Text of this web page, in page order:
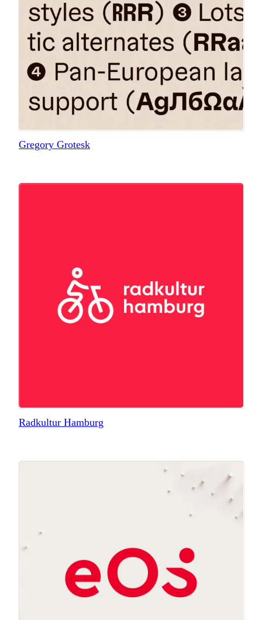
Gregory Grotesk
Radkultur Hamburg